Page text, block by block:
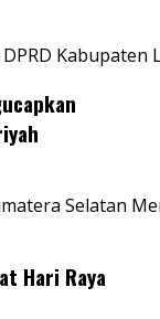
Selatan
Hari Raya